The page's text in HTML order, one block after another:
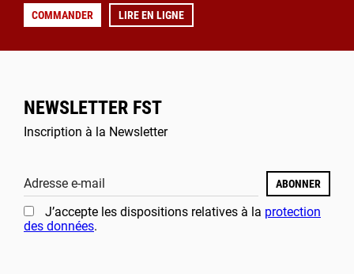
COMMANDER LIRE EN LIGNE
NEWSLETTER FST
Inscription à la Newsletter
Adresse e-mail ABONNER
J’accepte les dispositions relatives à la protection
des données.